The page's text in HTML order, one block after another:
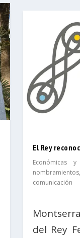
El Rey
Económicas y
nombramientos
comunicación
del Rey